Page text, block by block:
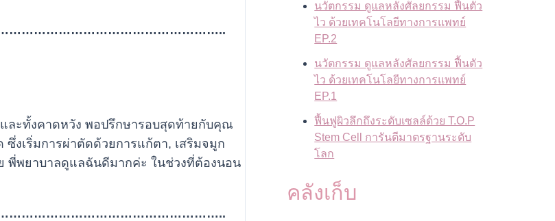
ละทั้งคาดหวัง พอปรึกษารอบสุดท้ายกับคุณ
ซึ่งเริ่มการผ่าตัดด้วยการแก้ตา, เสริมจมูก
พี่พยาบาลดูแลฉันดีมากค่ะ ในช่วงที่ต้องนอน
นวัตกรรม ดูแลหลังศัลยกรรม ฟื้นตัว
ไว ด้วยเทคโนโลยีทางการแพทย์
EP.2
นวัตกรรม ดูแลหลังศัลยกรรม ฟื้นตัว
ไว ด้วยเทคโนโลยีทางการแพทย์
EP.1
ฟื้นฟูผิวลึกถึงระดับเซลล์ด้วย T.O.P
Stem Cell การันตีมาตรฐานระดับ
โลก
คลังเก็บ